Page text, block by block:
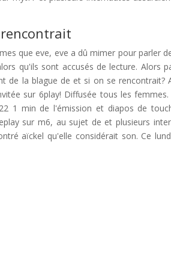
que eve, eve a dû mimer pour parler
qu'ils sont accusés de lecture. Alors
de la blague de et si on se rencontrait?
sur 6play! Diffusée tous les
1 min de l'émission et diapos de
sur m6, au sujet de et plusieurs
aïckel qu'elle considérait son. Ce